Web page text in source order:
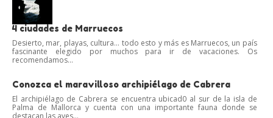
4 ciudades de Marruecos
Desierto, mar, playas, cultura… todo esto y más es Marruecos, un país
fascinante elegido por muchos para ir de vacaciones. Os
recomendamos...
Conozca el maravilloso archipiélago de Cabrera
El archipiélago de Cabrera se encuentra ubicad0 al sur de la isla de
Palma de Mallorca y cuenta con una importante fauna donde se